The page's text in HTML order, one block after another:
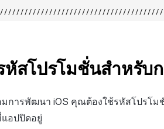
หัสโปรโมชั่นสำหรับ
การพัฒนา iOS คุณต้องใช้รหัสโปรโม
อปปิดอยู่